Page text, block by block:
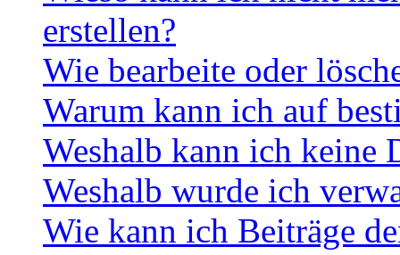
erstellen?
Wie bearbeite oder
Warum kann ich auf
Weshalb kann ich keine
Weshalb wurde ich
Wie kann ich Beiträge